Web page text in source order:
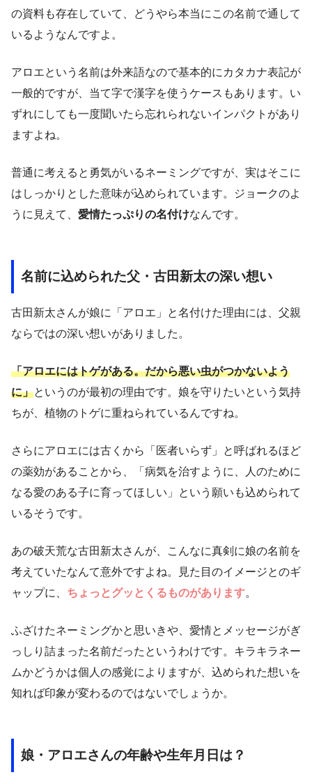
の資料も存在していて、どうやら本当にこの名前で通して
いるようなんですよ。
アロエという名前は外来語なので基本的にカタカナ表記が
一般的ですが、当て字で漢字を使うケースもあります。い
ずれにしても一度聞いたら忘れられないインパクトがあり
ますよね。
普通に考えると勇気がいるネーミングですが、実はそこに
はしっかりとした意味が込められています。ジョークのよ
うに見えて、 愛情たっぷりの名付けなんです。
名前に込められた父・古田新太の深い想い
古田新太さんが娘に「アロエ」と名付けた理由には、父親
ならではの深い想いがありました。
「アロエにはトゲがある。だから悪い虫がつかないよう
に」というのが最初の理由です。娘を守りたいという気持
ちが、植物のトゲに重ねられているんですね。
さらにアロエには古くから「医者いらず」と呼ばれるほど
の薬効があることから、「病気を治すように、人のために
なる愛のある子に育ってほしい」という願いも込められて
いるそうです。
あの破天荒な古田新太さんが、こんなに真剣に娘の名前を
考えていたなんて意外ですよね。見た目のイメージとのギ
ャップに、 ちょっとグッとくるものがあります。
ふざけたネーミングかと思いきや、愛情とメッセージがぎ
っしり詰まった名前だったというわけです。キラキラネー
ムかどうかは個人の感覚によりますが、込められた想いを
知れば印象が変わるのではないでしょうか。
娘・アロエさんの年齢や生年月日は？